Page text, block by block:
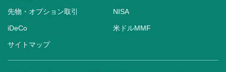
先物・オプション取引 NISA
iDeCo 米ドルMMF
サイトマップ